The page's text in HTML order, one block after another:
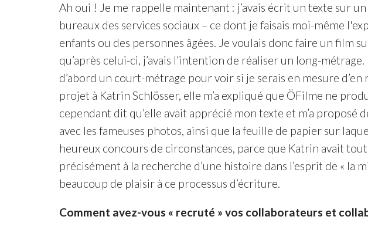
Ah oui ! Je me rappelle maintenant : j’avais écrit un texte sur
bureaux des services sociaux – ce dont je faisais moi-même
enfants ou des personnes âgées. Je voulais donc faire un film
qu’après celui-ci, j’avais l’intention de réaliser un long-
d’abord un court-métrage pour voir si je serais en mesure
projet à Katrin Schlösser, elle m’a expliqué que ÖFilme ne
cependant dit qu’elle avait apprécié mon texte et m’a
avec les fameuses photos, ainsi que la feuille de papier sur
heureux concours de circonstances, parce que Katrin avait
précisément à la recherche d’une histoire dans l’esprit de « la
beaucoup de plaisir à ce processus d’écriture.
Comment avez-vous « recruté » vos collaborateurs et